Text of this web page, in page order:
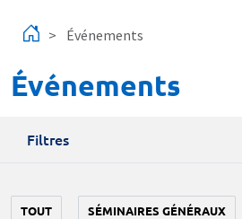
Événements
Événements
Filtres
TOUT SÉMINAIRES GÉNÉRAUX